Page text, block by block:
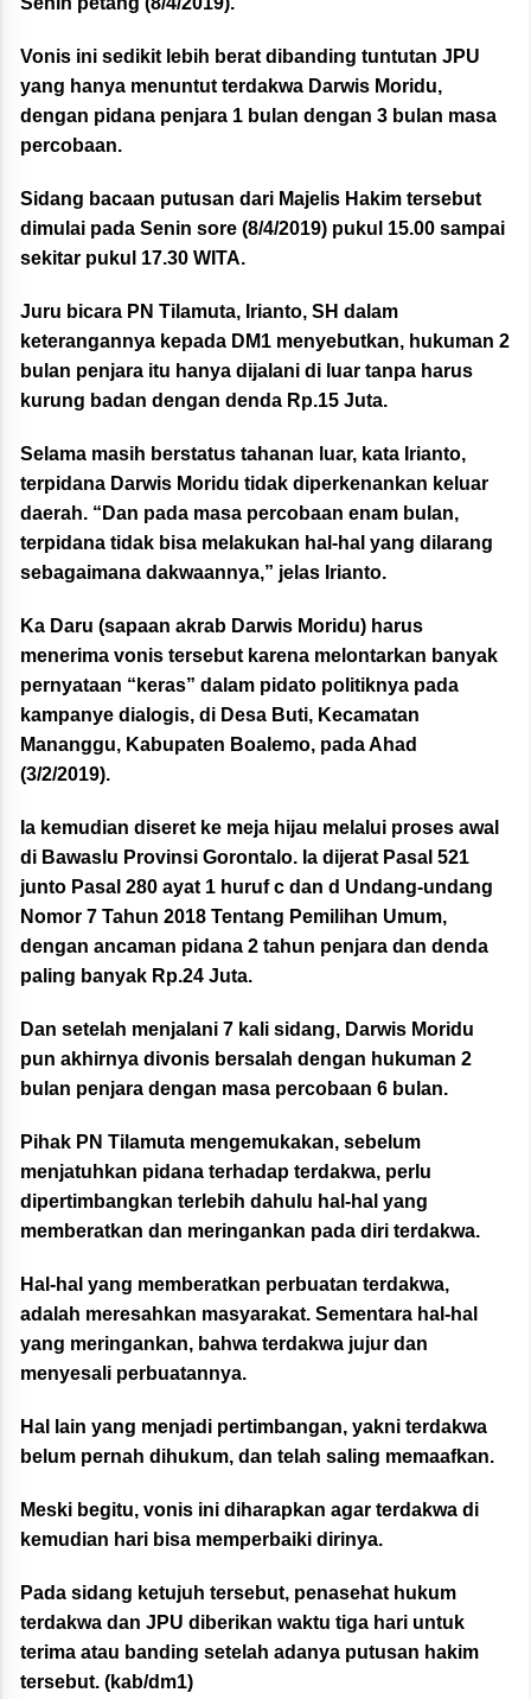
Vonis ini sedikit lebih berat dibanding tuntutan JPU
yang hanya menuntut terdakwa Darwis Moridu,
dengan pidana penjara 1 bulan dengan 3 bulan masa
percobaan.
Sidang bacaan putusan dari Majelis Hakim tersebut
dimulai pada Senin sore (8/4/2019) pukul 15.00 sampai
sekitar pukul 17.30 WITA.
Juru bicara PN Tilamuta, Irianto, SH dalam
keterangannya kepada DM1 menyebutkan, hukuman 2
bulan penjara itu hanya dijalani di luar tanpa harus
kurung badan dengan denda Rp.15 Juta.
Selama masih berstatus tahanan luar, kata Irianto,
terpidana Darwis Moridu tidak diperkenankan keluar
daerah. “Dan pada masa percobaan enam bulan,
terpidana tidak bisa melakukan hal-hal yang dilarang
sebagaimana dakwaannya,” jelas Irianto.
Ka Daru (sapaan akrab Darwis Moridu) harus
menerima vonis tersebut karena melontarkan banyak
pernyataan “keras” dalam pidato politiknya pada
kampanye dialogis, di Desa Buti, Kecamatan
Mananggu, Kabupaten Boalemo, pada Ahad
(3/2/2019).
Ia kemudian diseret ke meja hijau melalui proses awal
di Bawaslu Provinsi Gorontalo. Ia dijerat Pasal 521
junto Pasal 280 ayat 1 huruf c dan d Undang-undang
Nomor 7 Tahun 2018 Tentang Pemilihan Umum,
dengan ancaman pidana 2 tahun penjara dan denda
paling banyak Rp.24 Juta.
Dan setelah menjalani 7 kali sidang, Darwis Moridu
pun akhirnya divonis bersalah dengan hukuman 2
bulan penjara dengan masa percobaan 6 bulan.
Pihak PN Tilamuta mengemukakan, sebelum
menjatuhkan pidana terhadap terdakwa, perlu
dipertimbangkan terlebih dahulu hal-hal yang
memberatkan dan meringankan pada diri terdakwa.
Hal-hal yang memberatkan perbuatan terdakwa,
adalah meresahkan masyarakat. Sementara hal-hal
yang meringankan, bahwa terdakwa jujur dan
menyesali perbuatannya.
Hal lain yang menjadi pertimbangan, yakni terdakwa
belum pernah dihukum, dan telah saling memaafkan.
Meski begitu, vonis ini diharapkan agar terdakwa di
kemudian hari bisa memperbaiki dirinya.
Pada sidang ketujuh tersebut, penasehat hukum
terdakwa dan JPU diberikan waktu tiga hari untuk
terima atau banding setelah adanya putusan hakim
tersebut. (kab/dm1)